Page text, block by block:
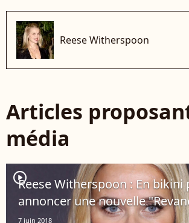
Reese Witherspoon
Articles
média
player2
Reese Witherspoon : En bikini
annoncer une nouvelle
7 juin 2018